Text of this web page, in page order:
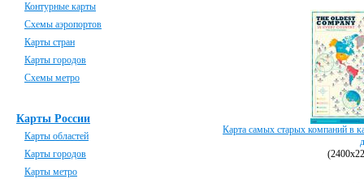
Контурные карты
Схемы аэропортов
Карты стран
Карты городов
Схемы метро
Карты России
Карты областей
Карты городов
Карты метро
Карта самых старых компаний в